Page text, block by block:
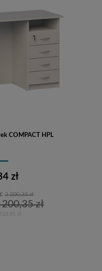
COMPACT HPL
zł
3 200,35 zł
zł
523,85 zł